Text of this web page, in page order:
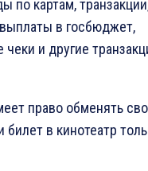
по картам,
в госбюджет,
и другие
право обменять
в кинотеатр